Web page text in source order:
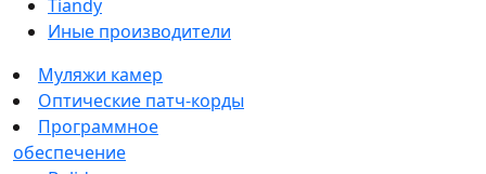
Tiandy
Иные производители
Муляжи камер
Оптические патч-корды
Программное
обеспечение